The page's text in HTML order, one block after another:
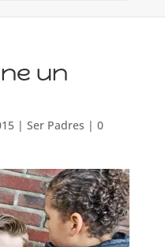
un
| Ser Padres | 0